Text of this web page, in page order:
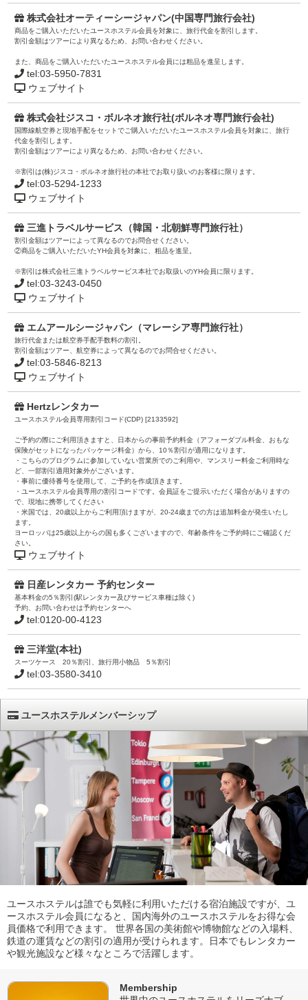
株式会社オーティーシージャパン(中国専門旅行会社)
商品をご購入いただいたユースホステル会員を対象に、旅行代金を割引します。
割引金額はツアーにより異なるため、お問い合わせください。
また、商品をご購入いただいたユースホステル会員には粗品を進呈します。
tel:03-5950-7831
ウェブサイト
株式会社ジスコ・ボルネオ旅行社(ボルネオ専門旅行会社)
国際線航空券と現地手配をセットでご購入いただいたユースホステル会員を対象に、旅行
代金を割引します。
割引金額はツアーにより異なるため、お問い合わせください。
※割引は(株)ジスコ・ボルネオ旅行社の本社でお取り扱いのお客様に限ります。
tel:03-5294-1233
ウェブサイト
三進トラベルサービス（韓国・北朝鮮専門旅行社）
割引金額はツアーによって異なるのでお問合せください。
②商品をご購入いただいたYH会員を対象に、粗品を進呈。
※割引は株式会社三進トラベルサービス本社でお取扱いのYH会員に限ります。
tel:03-3243-0450
ウェブサイト
エムアールシージャパン（マレーシア専門旅行社）
旅行代金または航空券手配手数料の割引。
割引金額はツアー、航空券によって異なるのでお問合せください。
tel:03-5846-8213
ウェブサイト
Hertzレンタカー
ユースホステル会員専用割引コード(CDP) [2133592]
ご予約の際にご利用頂きますと、日本からの事前予約料金（アフォーダブル料金、おもな
保険がセットになったパッケージ料金）から、10％割引が適用になります。
・こちらのプログラムに参加していない営業所でのご利用や、マンスリー料金ご利用時な
ど、一部割引適用対象外がございます。
・事前に優待番号を使用して、ご予約を作成頂きます。
・ユースホステル会員専用の割引コードです。会員証をご提示いただく場合がありますの
で、現地に携帯してください
・米国では、20歳以上からご利用頂けますが、20-24歳までの方は追加料金が発生いたし
ます。
ヨーロッパは25歳以上からの国も多くございますので、年齢条件をご予約時にご確認くだ
さい。
ウェブサイト
日産レンタカー 予約センター
基本料金の5％割引(駅レンタカー及びサービス車種は除く)
予約、お問い合わせは予約センターへ
tel:0120-00-4123
三洋堂(本社)
スーツケース 20％割引、旅行用小物品 5％割引
tel:03-3580-3410
ユースホステルメンバーシップ
ユースホステルは誰でも気軽に利用いただける宿泊施設ですが、ユ
ースホステル会員になると、国内海外のユースホステルをお得な会
員価格で利用できます。 世界各国の美術館や博物館などの入場料、
鉄道の運賃などの割引の適用が受けられます。日本でもレンタカー
や観光施設など様々なところで活躍します。
Membership